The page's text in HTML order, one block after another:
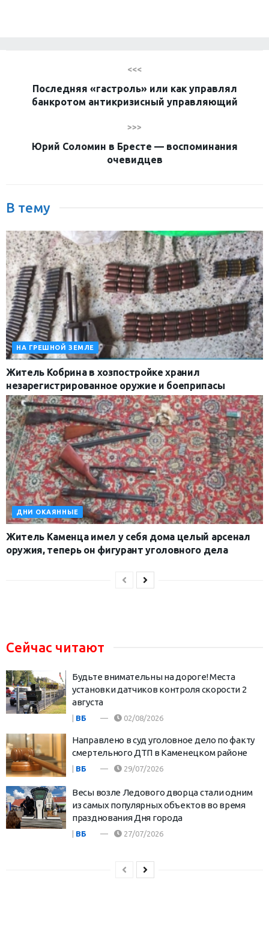
<<<
Последняя «гастроль» или как управлял
банкротом антикризисный управляющий
>>>
Юрий Соломин в Бресте — воспоминания
очевидцев
В тему
НА ГРЕШНОЙ ЗЕМЛЕ
Житель Кобрина в хозпостройке хранил
незарегистрированное оружие и боеприпасы
ДНИ ОКАЯННЫЕ
Житель Каменца имел у себя дома целый арсенал
оружия, теперь он фигурант уголовного дела
Сейчас читают
Будьте внимательны на дороге! Места
установки датчиков контроля скорости 2
августа
ВБ 02/08/2026
Направлено в суд уголовное дело по факту
смертельного ДТП в Каменецком районе
ВБ 29/07/2026
Весы возле Ледового дворца стали одним
из самых популярных объектов во время
празднования Дня города
ВБ 27/07/2026